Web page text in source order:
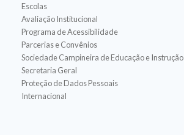
Escolas
Avaliação Institucional
Programa de Acessibilidade
Parcerias e Convênios
Sociedade Campineira de Educação e Instrução
Secretaria Geral
Proteção de Dados Pessoais
Internacional